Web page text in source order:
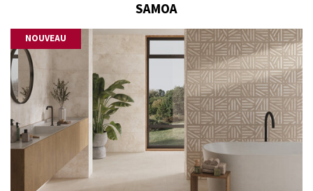
SAMOA
NOUVEAU